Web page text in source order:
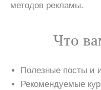
методов рекламы.
Что
Полезные посты и
Рекомендуемые